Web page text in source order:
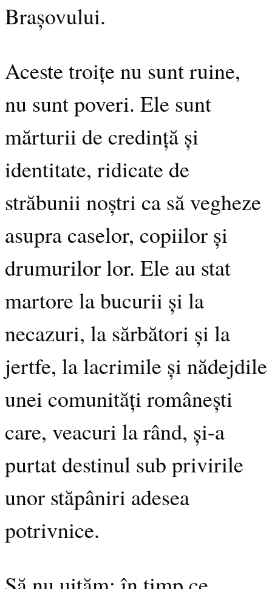
Brașovului.
Aceste troițe nu sunt ruine,
nu sunt poveri. Ele sunt
mărturii de credință și
identitate, ridicate de
străbunii noștri ca să vegheze
asupra caselor, copiilor și
drumurilor lor. Ele au stat
martore la bucurii și la
necazuri, la sărbători și la
jertfe, la lacrimile și nădejdile
unei comunități românești
care, veacuri la rând, și-a
purtat destinul sub privirile
unor stăpâniri adesea
potrivnice.